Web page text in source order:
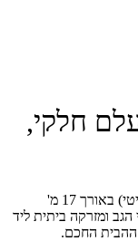
חלקי,
בריכת שחייה יוקרתית בעיצוב קצה נעלם (אינפיניטי) באורך 17 מ'
הגב ומזרקה ביתית ליד
ההבית החכם.